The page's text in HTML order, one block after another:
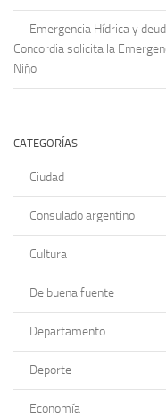
Emergencia Hídrica y
Concordia solicita la
Niño
CATEGORÍAS
Ciudad
Consulado argentino
Cultura
De buena fuente
Departamento
Deporte
Economía